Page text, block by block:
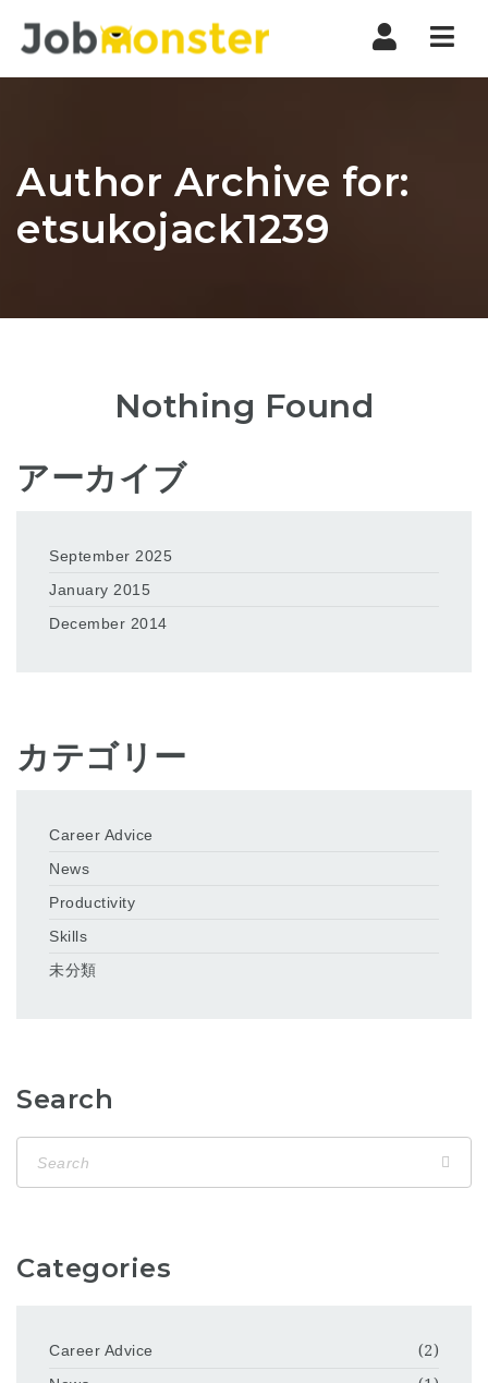
Author Archive for:
etsukojack1239
Nothing Found
アーカイブ
September 2025
January 2015
December 2014
カテゴリー
Career Advice
News
Productivity
Skills
未分類
Search
Categories
Career Advice
(2)